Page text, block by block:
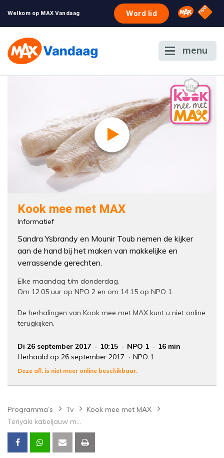
Welkom op MAX Vandaag Word lid Omroep
NPO
menu
Kook mee met MAX
Informatief
Sandra Ysbrandy en Mounir Toub nemen de kijker
aan de hand bij het maken van makkelijke en
verrassende gerechten.
Elke maandag t/m donderdag.
Om 12.05 uur op NPO 2 en om 14.15 op NPO 1.
De herhalingen van Kook mee met MAX kunt u niet online
terugkijken.
Di 26 september 2017 10:15 NPO 1
16 min
Herhaald op 26 september 2017
NPO 1
Deze afl. is niet meer online beschikbaar.
Programma’s Tv
Kook mee met MAX
Teriyaki kabeljauw met courgette